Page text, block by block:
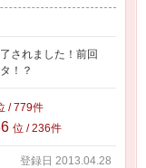
されました！前回
！？
/ 779件
位 / 236件
登録日 2013.04.28